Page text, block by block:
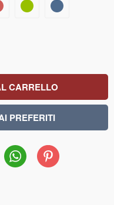
WhatsAppPinterest